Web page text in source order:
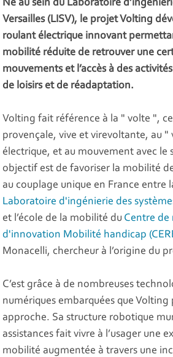
Né au sein du Laboratoire
Versailles (LISV), le projet Volting
roulant électrique innovant
mobilité réduite de retrouver une
mouvements et l’accès à des
de loisirs et de réadaptation.
Volting fait référence à la " volte ",
provençale, vive et virevoltante, au "
électrique, et au mouvement avec le
objectif est de favoriser la mobilité
au couplage unique en France entre
Laboratoire d'ingénierie des
et l’école de la mobilité du Centre de
d'innovation Mobilité handicap
Monacelli, chercheur à l’origine du
C’est grâce à de nombreuses
numériques embarquées que
approche. Sa structure robotique
assistances fait vivre à l’usager une
mobilité augmentée à travers une